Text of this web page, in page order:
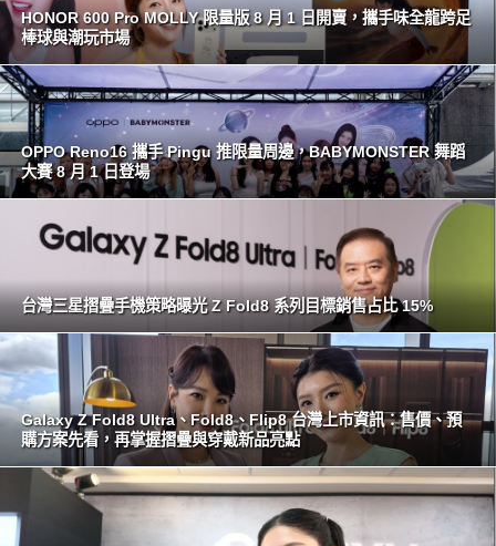
HONOR 600 Pro MOLLY 限量版 8 月 1 日開賣，攜手味全龍跨足
棒球與潮玩市場
OPPO Reno16 攜手 Pingu 推限量周邊，BABYMONSTER 舞蹈
大賽 8 月 1 日登場
台灣三星摺疊手機策略曝光 Z Fold8 系列目標銷售占比 15%
Galaxy Z Fold8 Ultra、Fold8、Flip8 台灣上市資訊：售價、預
購方案先看，再掌握摺疊與穿戴新品亮點